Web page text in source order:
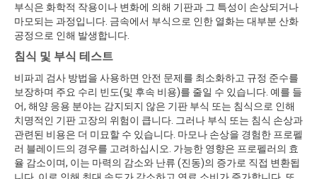
부식은 화학적 작용이나 변화에 의해 기판과 그 특성이 손상되거나
마모되는 과정입니다. 금속에서 부식으로 인한 열화는 대부분 산화
공정으로 인해 발생합니다.
침식 및 부식 테스트
비파괴 검사 방법을 사용하면 안전 문제를 최소화하고 규정 준수를
보장하며 주요 수리 빈도(및 후속 비용)를 줄일 수 있습니다. 예를 들
어, 해양 응용 분야는 감지되지 않은 기판 부식 또는 침식으로 인해
치명적인 기판 고장의 위험이 큽니다. 그러나 부식 또는 침식 손상과
관련된 비용은 더 미묘할 수 있습니다. 마모나 손상을 경험한 프로펠
러 블레이드의 경우를 고려하십시오. 가능한 영향은 프로펠러의 효
율 감소이며, 이는 마력의 감소와 난류 (진동)의 증가로 직접 변환됩